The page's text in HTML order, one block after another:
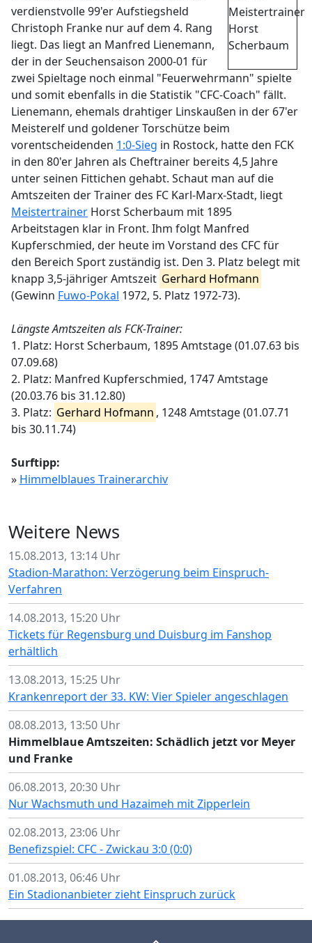
verdienstvolle 99'er Aufstiegsheld
Christoph Franke nur auf dem 4. Rang
liegt. Das liegt an Manfred Lienemann,
der in der Seuchensaison 2000-01 für
zwei Spieltage noch einmal "Feuerwehrmann" spielte
und somit ebenfalls in die Statistik "CFC-Coach" fällt.
Lienemann, ehemals drahtiger Linskaußen in der 67'er
Meisterelf und goldener Torschütze beim
vorentscheidenden 1:0-Sieg in Rostock, hatte den FCK
in den 80'er Jahren als Cheftrainer bereits 4,5 Jahre
unter seinen Fittichen gehabt. Schaut man auf die
Amtszeiten der Trainer des FC Karl-Marx-Stadt, liegt
Meistertrainer Horst Scherbaum mit 1895
Arbeitstagen klar in Front. Ihm folgt Manfred
Kupferschmied, der heute im Vorstand des CFC für
den Bereich Sport zuständig ist. Den 3. Platz belegt mit
knapp 3,5-jähriger Amtszeit Gerhard Hofmann
(Gewinn Fuwo-Pokal 1972, 5. Platz 1972-73).
Längste Amtszeiten als FCK-Trainer:
1. Platz: Horst Scherbaum, 1895 Amtstage (01.07.63 bis
07.09.68)
2. Platz: Manfred Kupferschmied, 1747 Amtstage
(20.03.76 bis 31.12.80)
3. Platz: Gerhard Hofmann , 1248 Amtstage (01.07.71
bis 30.11.74)
Surftipp:
» Himmelblaues Trainerarchiv
Weitere News
15.08.2013, 13:14 Uhr
Stadion-Marathon: Verzögerung beim Einspruch-
Verfahren
14.08.2013, 15:20 Uhr
Tickets für Regensburg und Duisburg im Fanshop
erhältlich
13.08.2013, 15:25 Uhr
Krankenreport der 33. KW: Vier Spieler angeschlagen
08.08.2013, 13:50 Uhr
Himmelblaue Amtszeiten: Schädlich jetzt vor Meyer
und Franke
06.08.2013, 20:30 Uhr
Nur Wachsmuth und Hazaimeh mit Zipperlein
02.08.2013, 23:06 Uhr
Benefizspiel: CFC - Zwickau 3:0 (0:0)
01.08.2013, 06:46 Uhr
Ein Stadionanbieter zieht Einspruch zurück